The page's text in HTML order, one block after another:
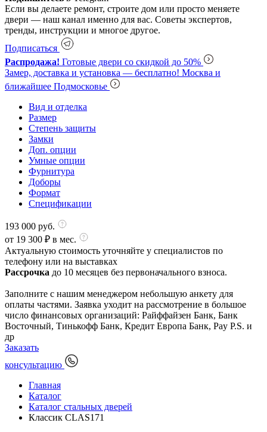
Если вы делаете ремонт, строите дом или просто меняете
двери — наш канал именно для вас. Советы экспертов,
тренды, инструкции и многое другое.
Подписаться
Распродажа! Готовые двери со скидкой до 50%
Замер, доставка и установка — бесплатно! Москва и
ближайшее Подмосковье
Вид и отделка
Размер
Степень защиты
Замки
Доп. опции
Умные опции
Фурнитура
Доборы
Формат
Спецификации
193 000 руб.
от 19 300 ₽ в мес.
Актуальную стоимость уточняйте у специалистов по
телефону или на выставках
Рассрочка до 10 месяцев без первоначального взноса.
Заполните с нашим менеджером небольшую анкету для
оплаты частями. Заявка уходит на рассмотрение в большое
число финансовых организаций: Райффайзен Банк, Банк
Восточный, Тинькофф Банк, Кредит Европа Банк, Pay P.S. и
др
Заказать
консультацию
Главная
Каталог
Каталог стальных дверей
Классик CLAS171